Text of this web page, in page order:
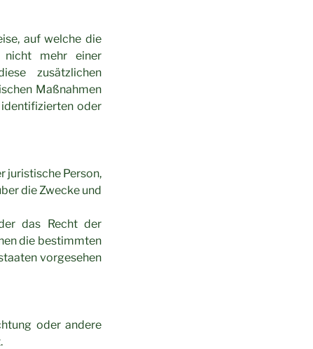
auf welche die
nicht mehr einer
zusätzlichen
Maßnahmen
oder
juristische Person,
die Zwecke und
das Recht der
die bestimmten
vorgesehen
oder andere